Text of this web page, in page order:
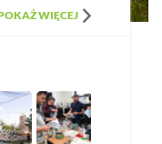
WIĘCEJ